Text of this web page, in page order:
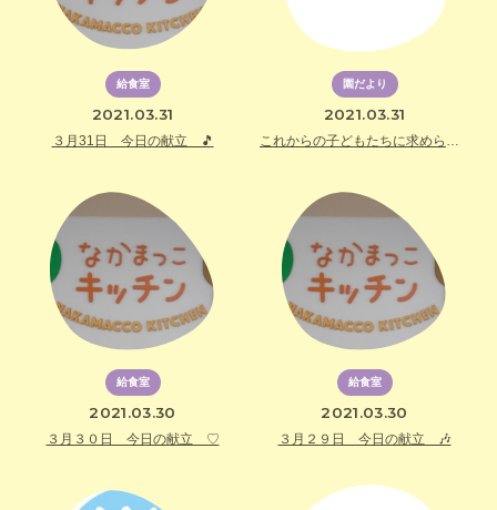
給食室
2021.03.31
３月31日 今日の献立 🎵
園だより
2021.03.31
これからの子どもたちに求められるもの
給食室
2021.03.30
３月３０日 今日の献立 ♡
給食室
2021.03.30
３月２９日 今日の献立 🎶